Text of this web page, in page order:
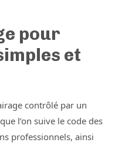
pour
et
contrôlé par un
l’on suive le code des
professionnels, ainsi